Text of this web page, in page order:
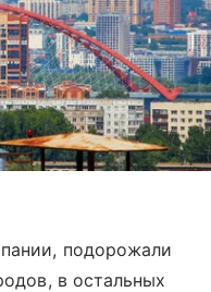
подорожали
в остальных